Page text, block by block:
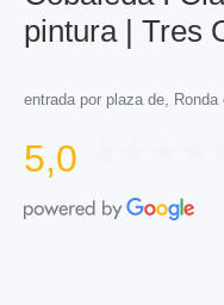
pintura | Tres
entrada por plaza de,
5,0